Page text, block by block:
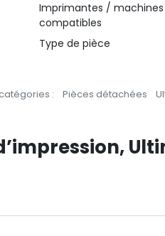
Imprimantes / machines
compatibles
Type de pièce
: Pièces détachées